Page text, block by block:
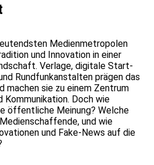
Medienmetropolen
und Innovation in einer
Verlage, digitale Start-
Rundfunkanstalten prägen das
machen sie zu einem Zentrum
Kommunikation. Doch wie
öffentliche Meinung? Welche
und wie
und Fake-News auf die